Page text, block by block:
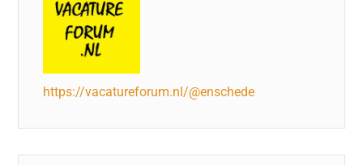
https://vacatureforum.nl/@enschede